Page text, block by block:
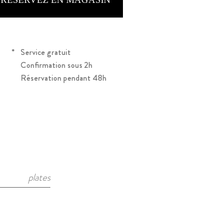
* Service gratuit
Confirmation sous 2h
Réservation pendant 48h
plates